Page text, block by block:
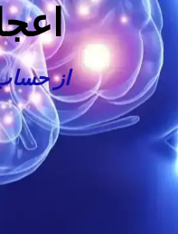
از